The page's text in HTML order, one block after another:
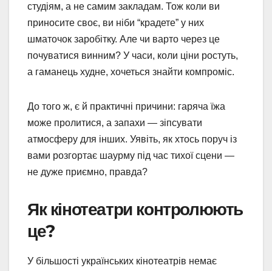
студіям, а не самим закладам. Тож коли ви
приносите своє, ви ніби “крадете” у них
шматочок заробітку. Але чи варто через це
почуватися винним? У часи, коли ціни ростуть,
а гаманець худне, хочеться знайти компроміс.
До того ж, є й практичні причини: гаряча їжа
може пролитися, а запахи — зіпсувати
атмосферу для інших. Уявіть, як хтось поруч із
вами розгортає шаурму під час тихої сцени —
не дуже приємно, правда?
Як кінотеатри контролюють
це?
У більшості українських кінотеатрів немає